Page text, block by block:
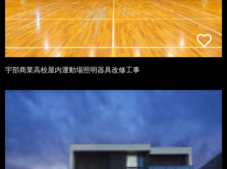
宇部商業高校屋内運動場照明器具改修工事